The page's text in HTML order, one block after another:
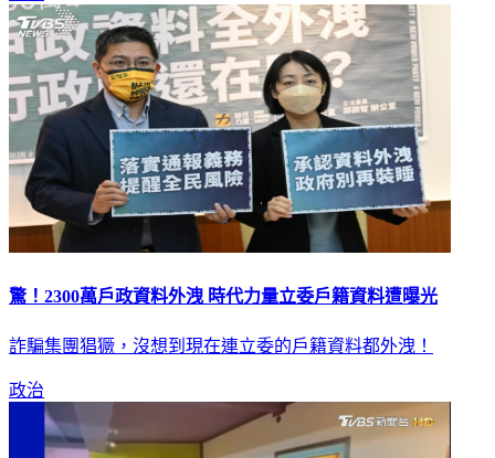
驚！2300萬戶政資料外洩 時代力量立委戶籍資料遭曝光
詐騙集團猖獗，沒想到現在連立委的戶籍資料都外洩！
政治